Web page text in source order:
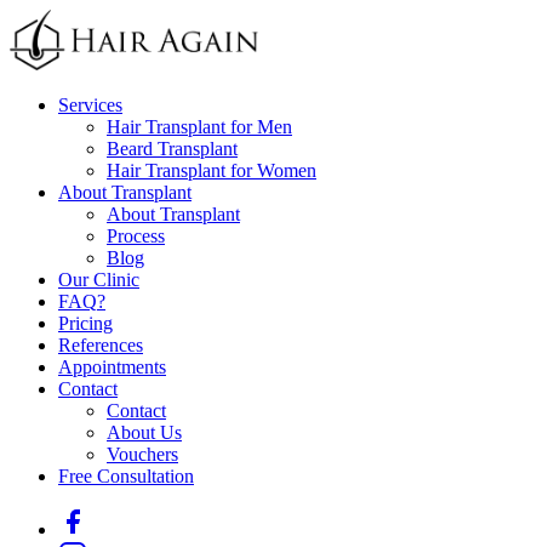
Services
Hair Transplant for Men
Beard Transplant
Hair Transplant for Women
About Transplant
About Transplant
Process
Blog
Our Clinic
FAQ?
Pricing
References
Appointments
Contact
Contact
About Us
Vouchers
Free Consultation